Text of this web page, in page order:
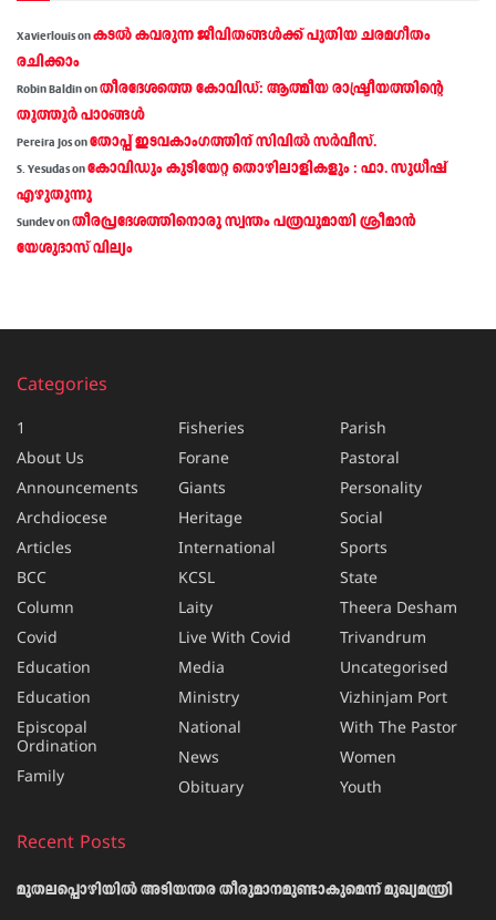
Xavierlouisonകടല്‍ കവരുന്ന ജീവിതങ്ങള്‍ക്ക് പുതിയ ചരമഗീതം
രചിക്കാം
Robin Baldinonതീരദേശത്തെ കോവിഡ്: ആത്മീയ രാഷ്ട്രീയത്തിന്റെ
തൂത്തൂര്‍ പാഠങ്ങൾ
Pereira Josonതോപ്പ് ഇടവകാംഗത്തിന് സിവിൽ സർവീസ്.
S. Yesudasonകോവിഡും കുടിയേറ്റ തൊഴിലാളികളും : ഫാ. സുധീഷ്
എഴുതുന്നു
Sundevonതീരപ്രദേശത്തിനൊരു സ്വന്തം പത്രവുമായി ശ്രീമാന്‍
യേശുദാസ് വില്യം
Categories
1
About Us
Announcements
Archdiocese
Articles
BCC
Column
Covid
Education
Education
Episcopal
Ordination
Family
Fisheries
Forane
Giants
Heritage
International
KCSL
Laity
Live With Covid
Media
Ministry
National
News
Obituary
Parish
Pastoral
Personality
Social
Sports
State
Theera Desham
Trivandrum
Uncategorised
Vizhinjam Port
With The Pastor
Women
Youth
Recent Posts
മുതലപ്പൊഴിയിൽ അടിയന്തര തീരുമാനമുണ്ടാകുമെന്ന് മുഖ്യമന്ത്രി